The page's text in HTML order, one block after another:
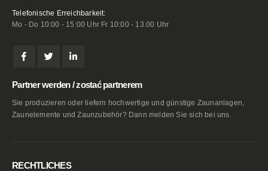
Telefonische Erreichbarkeit:
Mo - Do 10:00 - 15:00 Uhr Fr 10:00 - 13.00 Uhr
Partner werden / zostać partnerem
Sie produzieren oder liefern hochwertige und günstige Zaunanlagen,
Zaunelemente und Zaunzubehör? Dann melden Sie sich bei uns.
RECHTLICHES